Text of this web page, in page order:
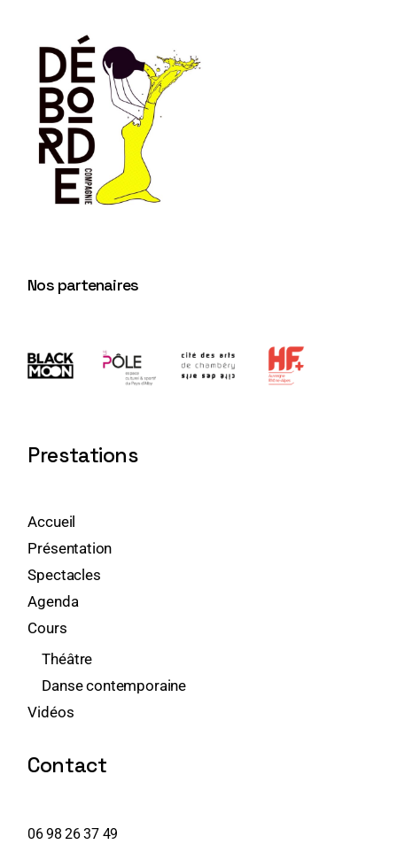
Nos partenaires
Prestations
Accueil
Présentation
Spectacles
Agenda
Cours
Théâtre
Danse contemporaine
Vidéos
Contact
06 98 26 37 49